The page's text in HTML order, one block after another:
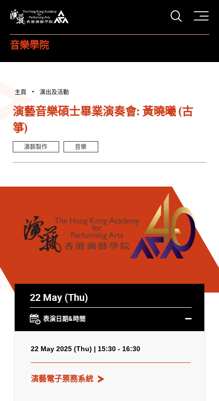
打開
音樂學院
主頁 演出及活動
演藝音樂碩士畢業演奏會: 黃曉曦 (古
箏)
演藝製作 音樂
22 May (Thu)
表演日期&時間
22 May 2025 (Thu) | 15:30 - 16:30
演藝電子票務系統